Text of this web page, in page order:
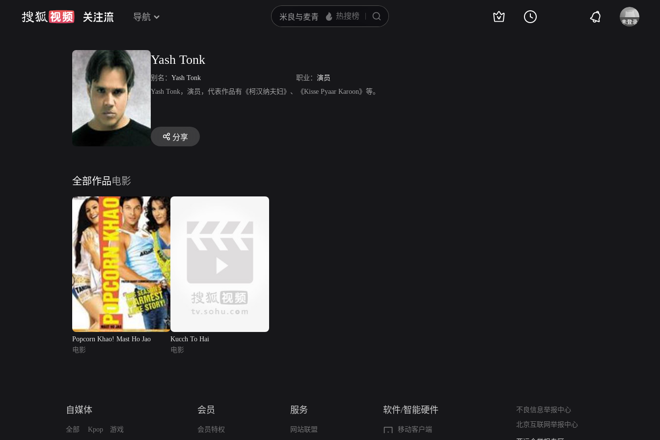
导航
Yash Tonk
别名： Yash Tonk 职业： 演员
Yash Tonk，演员，代表作品有《柯汉纳夫妇》、《Kisse Pyaar Karoon》等。
分享
全部作品电影
Popcorn Khao! Mast Ho Jao
电影
Kucch To Hai
电影
自媒体
全部 Kpop 游戏
会员
会员特权
服务
网站联盟
软件/智能硬件
移动客户端
不良信息举报中心
北京互联网举报中心
算法推荐专项举报